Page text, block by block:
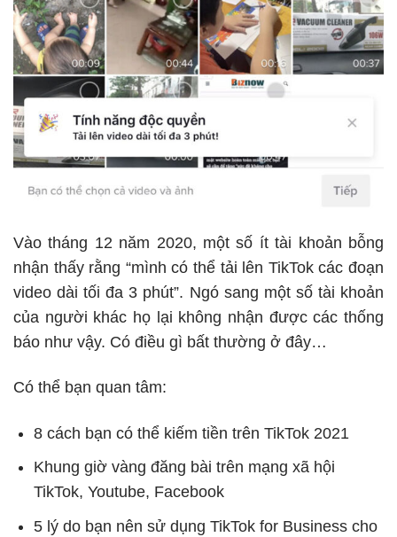
Vào tháng 12 năm 2020, một số ít tài khoản bỗng
nhận thấy rằng “mình có thể tải lên TikTok các đoạn
video dài tối đa 3 phút”. Ngó sang một số tài khoản
của người khác họ lại không nhận được các thống
báo như vậy. Có điều gì bất thường ở đây…
Có thể bạn quan tâm:
8 cách bạn có thể kiếm tiền trên TikTok 2021
Khung giờ vàng đăng bài trên mạng xã hội
TikTok, Youtube, Facebook
5 lý do bạn nên sử dụng TikTok for Business cho